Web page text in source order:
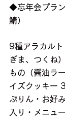
◆忘年会プラ
鯖）
9種アラカル
ぎま、つくね
もの（醤油ラ
イズクッキー
ぷりん・お好
入り・メニュ